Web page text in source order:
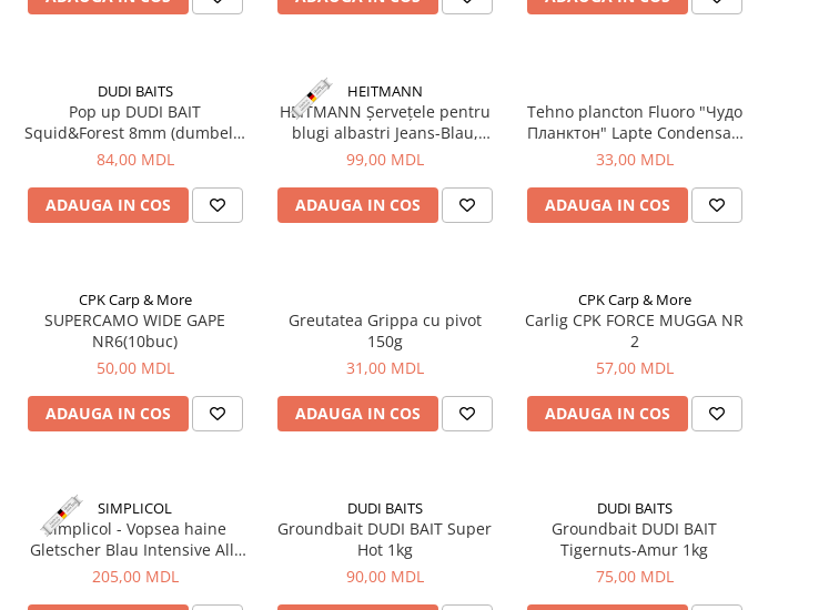
DUDI BAITS
Pop up DUDI BAIT
Squid&Forest 8mm (dumbell),
20g
84,00 MDL
ADAUGA IN COS
HEITMANN
HEITMANN Șervețele pentru
blugi albastri Jeans-Blau,
10buc.
99,00 MDL
ADAUGA IN COS
Tehno plancton Fluoro "Чудо
Планктон" Lapte Condensat,
3buc, 180g
33,00 MDL
ADAUGA IN COS
CPK Carp & More
SUPERCAMO WIDE GAPE
NR6(10buc)
50,00 MDL
ADAUGA IN COS
Greutatea Grippa cu pivot
150g
31,00 MDL
ADAUGA IN COS
CPK Carp & More
Carlig CPK FORCE MUGGA NR
2
57,00 MDL
ADAUGA IN COS
SIMPLICOL
Simplicol - Vopsea haine
Gletscher Blau Intensive All-
in,400g+150ml
205,00 MDL
DUDI BAITS
Groundbait DUDI BAIT Super
Hot 1kg
90,00 MDL
DUDI BAITS
Groundbait DUDI BAIT
Tigernuts-Amur 1kg
75,00 MDL